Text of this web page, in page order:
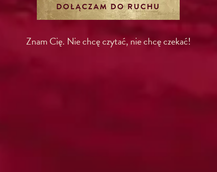
DOŁĄCZAM DO RUCHU
Znam Cię. Nie chcę czytać, nie chcę czekać!